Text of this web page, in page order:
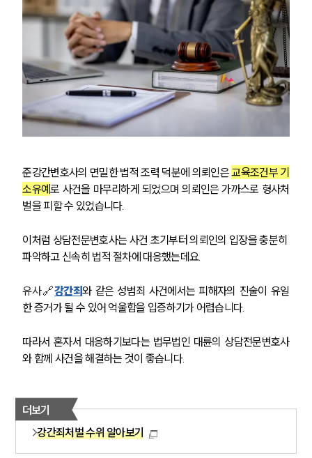
업무분야
성범죄대응부 업무
전체
구성원 소개
성범죄전문변호사
소식/자료
법률 블로그
법률서식
세미나
대륜법률상담예약
준강간변호사의 면밀한 법적 조력 덕분에 의뢰인은 교육조건부 기
소유예로 사건을 마무리하게 되었으며 의뢰인은 가까스로 형사처
벌을 피할 수 있었습니다.
이처럼 상담전문변호사는 사건 초기부터 의뢰인의 입장을 충분히
파악하고 신속히 법적 절차에 대응했는데요.
유사🔗강간죄와 같은 성범죄 사건에서는 피해자의 진술이 유일
한 증거가 될 수 있어 억울함을 입증하기가 어렵습니다.
따라서 혼자서 대응하기보다는 법무법인 대륜의 상담전문변호사
와 함께 사건을 해결하는 것이 좋습니다.
더보기
강간죄처벌 수위 알아보기